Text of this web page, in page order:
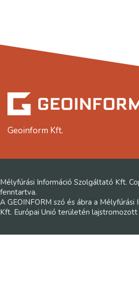
Geoinform Kft.
Mélyfúrási Információ Szolgáltató Kft.
fenntartva.
A GEOINFORM szó és ábra a
Kft. Európai Unió területén